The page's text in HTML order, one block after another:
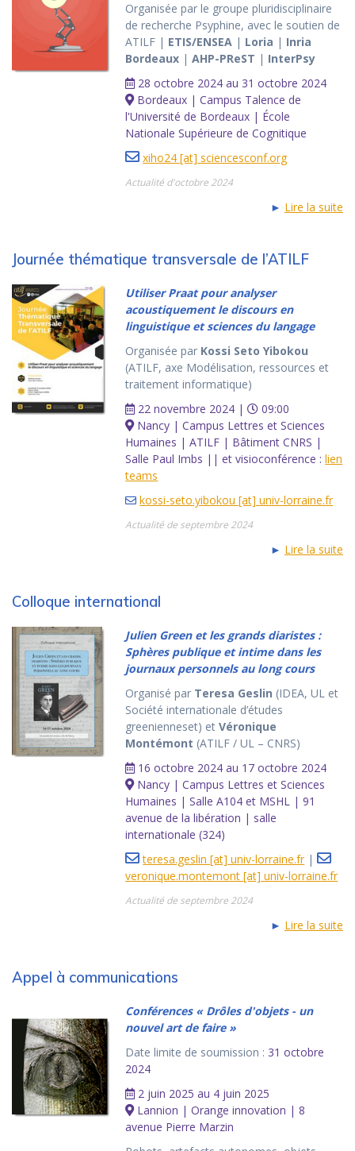
Organisée par le groupe pluridisciplinaire
de recherche Psyphine, avec le soutien de
ATILF | ETIS/ENSEA | Loria | Inria
Bordeaux |AHP-PReST | InterPsy
28 octobre 2024 au 31 octobre 2024
Bordeaux | Campus Talence de
l'Université de Bordeaux | École
Nationale Supérieure de Cognitique
xiho24 [at] sciencesconf.org
Actualité d'octobre 2024
► Lire la suite
Journée thématique transversale de l’ATILF
Utiliser Praat pour analyser
acoustiquement le discours en
linguistique et sciences du langage
Organisée par Kossi Seto Yibokou
(ATILF, axe Modélisation, ressources et
traitement informatique)
22 novembre 2024 |
09:00
Nancy | Campus Lettres et Sciences
Humaines | ATILF | Bâtiment CNRS |
Salle Paul Imbs || et visioconférence :lien
teams
kossi-seto.yibokou [at] univ-lorraine.fr
Actualité de septembre 2024
► Lire la suite
Colloque international
Julien Green et les grands diaristes :
Sphères publique et intime dans les
journaux personnels au long cours
Organisé par Teresa Geslin (IDEA, UL et
Société internationale d’études
greenienneset) etVéronique
Montémont (ATILF / UL – CNRS)
16 octobre 2024 au 17 octobre 2024
Nancy | Campus Lettres et Sciences
Humaines | Salle A104 et MSHL | 91
avenue de la libération | salle
internationale (324)
teresa.geslin [at] univ-lorraine.fr|
veronique.montemont [at] univ-lorraine.fr
Actualité de septembre 2024
► Lire la suite
Appel à communications
Conférences « Drôles d'objets - un
nouvel art de faire »
Date limite de soumission : 31 octobre
2024
2 juin 2025 au 4 juin 2025
Lannion | Orange innovation | 8
avenue Pierre Marzin